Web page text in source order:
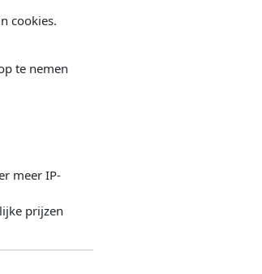
cookies.
te nemen
meer IP-
prijzen